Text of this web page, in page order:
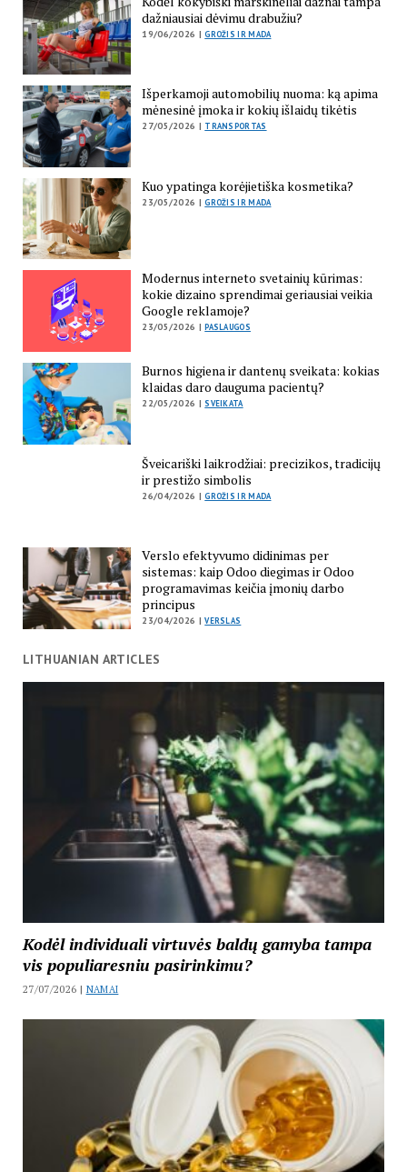
dažniausiai dėvimu drabužiu?
19/06/2026 |GROŽIS IR MADA
Išperkamoji automobilių nuoma: ką apima
mėnesinė įmoka ir kokių išlaidų tikėtis
27/05/2026 | TRANSPORTAS
Kuo ypatinga korėjietiška kosmetika?
23/05/2026 |GROŽIS IR MADA
Modernus interneto svetainių kūrimas:
kokie dizaino sprendimai geriausiai veikia
Google reklamoje?
23/05/2026 |PASLAUGOS
Burnos higiena ir dantenų sveikata: kokias
klaidas daro dauguma pacientų?
22/05/2026 |SVEIKATA
Šveicariški laikrodžiai: precizikos, tradicijų
ir prestižo simbolis
26/04/2026 |GROŽIS IR MADA
Verslo efektyvumo didinimas per
sistemas: kaip Odoo diegimas ir Odoo
programavimas keičia įmonių darbo
principus
23/04/2026 |VERSLAS
LITHUANIAN ARTICLES
Kodėl individuali virtuvės baldų gamyba tampa
vis populiaresniu pasirinkimu?
27/07/2026 | NAMAI